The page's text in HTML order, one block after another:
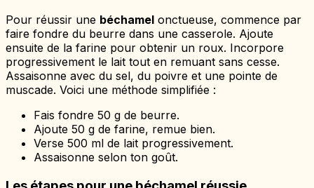
Pour réussir une béchamel onctueuse, commence par
faire fondre du beurre dans une casserole. Ajoute
ensuite de la farine pour obtenir un roux. Incorpore
progressivement le lait tout en remuant sans cesse.
Assaisonne avec du sel, du poivre et une pointe de
muscade. Voici une méthode simplifiée :
Fais fondre 50 g de beurre.
Ajoute 50 g de farine, remue bien.
Verse 500 ml de lait progressivement.
Assaisonne selon ton goût.